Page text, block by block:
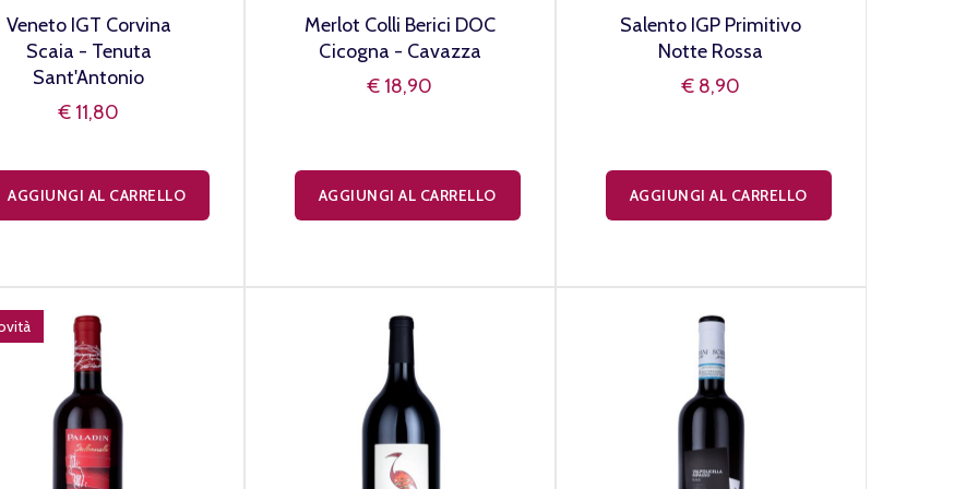
Veneto IGT Corvina
Scaia - Tenuta
Sant'Antonio
€ 11,80
AGGIUNGI AL CARRELLO
Merlot Colli Berici DOC
Cicogna - Cavazza
€ 18,90
AGGIUNGI AL CARRELLO
Salento IGP Primitivo
Notte Rossa
€ 8,90
AGGIUNGI AL CARRELLO